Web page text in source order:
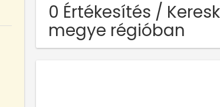
0 Értékesítés /
megye régióban